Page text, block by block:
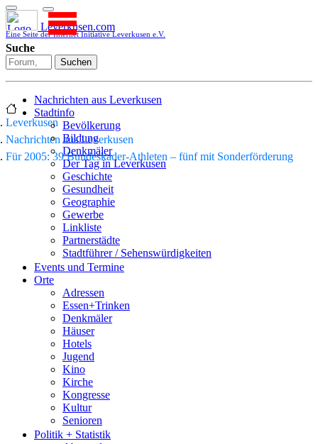
Leverkusen.com
Eine Seite der Internet Initiative Leverkusen e.V.
Suche
Suchen
Nachrichten aus Leverkusen
Stadtinfo
Bevölkerung
Bildung
Denkmäler
Der Tag in Leverkusen
Geschichte
Gesundheit
Geographie
Gewerbe
Linkliste
Partnerstädte
Stadtführer / Sehenswürdigkeiten
Stadtplan
Sport
Who is who
Wohnen
Events und Termine
Orte
Adressen
Essen+Trinken
Denkmäler
Häuser
Hotels
Jugend
Kino
Kirche
Kongresse
Kultur
Senioren
Stadtführer
Politik + Statistik
Leverkusen
Nachrichten aus Leverkusen
Für 2005: 39 Bundeskader-Athleten – fünf mit Sonderförderung